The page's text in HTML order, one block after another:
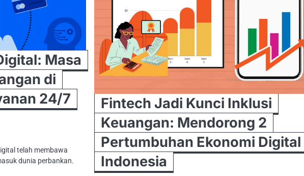
Masa
di
24/7
telah membawa
dunia perbankan.
Fintech Jadi Kunci Inklusi
Keuangan: Mendorong 2
Pertumbuhan Ekonomi Digital
Indonesia